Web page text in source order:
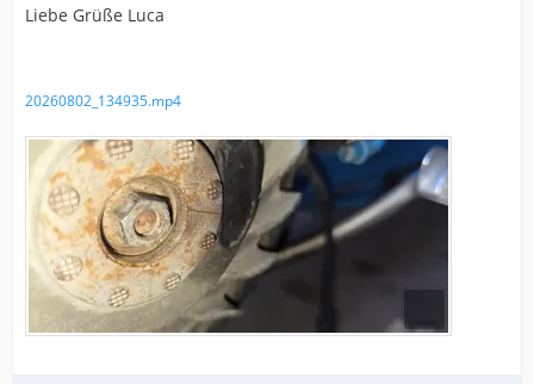
Liebe Grüße Luca
20260802_134935.mp4